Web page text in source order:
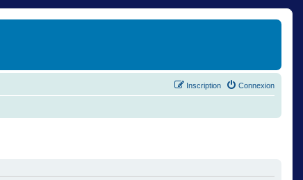
Connexion
Inscription